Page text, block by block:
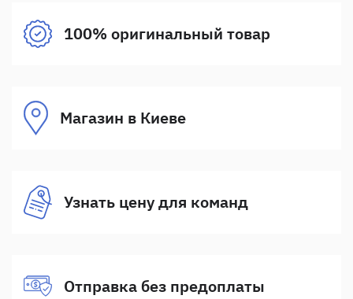
100% оригинальный товар
Магазин в Киеве
Узнать цену для команд
Отправка без предоплаты